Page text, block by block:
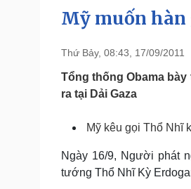
Nhận diện sự thật
Pháp luật
Vụ án
Tư vấn luật
Sức khỏe
Mỹ muốn hàn
Thứ Bảy, 08:43, 17/09/2011
Tổng thống Obama
ra tại Dải Gaza
Mỹ kêu gọi Thổ Nhĩ
Ngày 16/9, Người phát
tướng Thổ Nhĩ Kỳ